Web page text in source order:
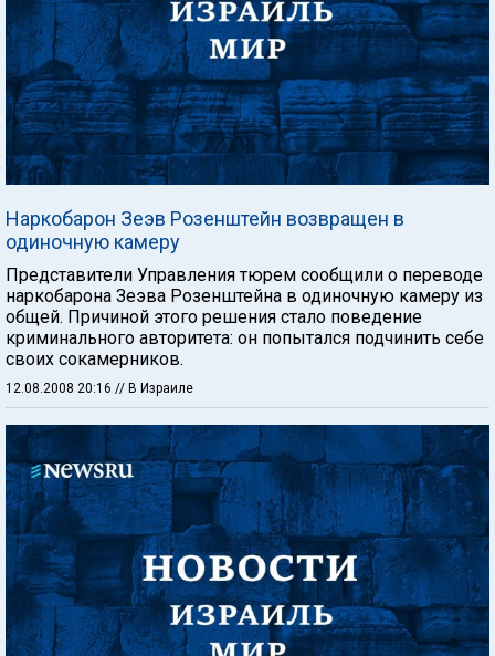
Наркобарон Зеэв Розенштейн возвращен в
одиночную камеру
Представители Управления тюрем сообщили о переводе
наркобарона Зеэва Розенштейна в одиночную камеру из
общей. Причиной этого решения стало поведение
криминального авторитета: он попытался подчинить себе
своих сокамерников.
12.08.2008 20:16 // В Израиле